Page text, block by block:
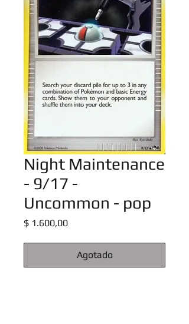
Night Maintenance
- 9/17 -
Uncommon - pop
$ 1.600,00Precio
Agotado